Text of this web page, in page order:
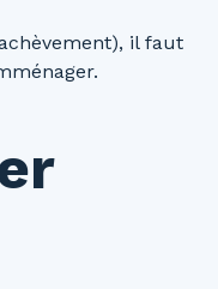
il faut